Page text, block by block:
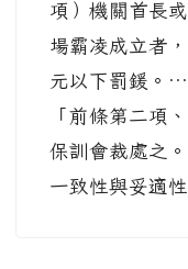
項）機關首長
場霸凌成立者
元以下罰鍰。
「前條第二項
保訓會裁處之
一致性與妥適